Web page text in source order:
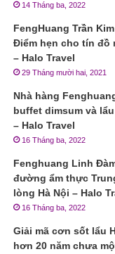
14 Tháng ba, 2022
FengHuang Trần
Điểm hẹn cho tín đồ
– Halo Travel
29 Tháng mười hai, 2021
Nhà hàng
buffet dimsum và
– Halo Travel
16 Tháng ba, 2022
Fenghuang Linh
đường ẩm thực
lòng Hà Nội – Halo
16 Tháng ba, 2022
Giải mã cơn sốt lẩu
hơn 20 năm chưa